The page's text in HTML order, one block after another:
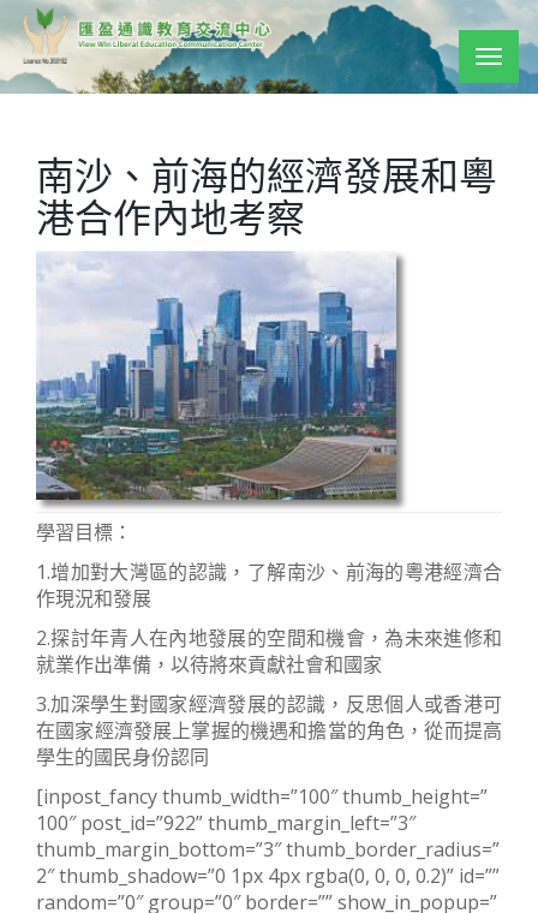
南沙、前海的經濟發展和粵
港合作內地考察
學習目標：
1.增加對大灣區的認識，了解南沙、前海的粵港經濟合
作現況和發展
2.探討年青人在內地發展的空間和機會，為未來進修和
就業作出準備，以待將來貢獻社會和國家
3.加深學生對國家經濟發展的認識，反思個人或香港可
在國家經濟發展上掌握的機遇和擔當的角色，從而提高
學生的國民身份認同
[inpost_fancy thumb_width=”100″ thumb_height=”
100″ post_id=”922” thumb_margin_left=”3″
thumb_margin_bottom=”3″ thumb_border_radius=”
2″ thumb_shadow=”0 1px 4px rgba(0, 0, 0, 0.2)” id=””
random=”0″ group=”0″ border=”” show_in_popup=”